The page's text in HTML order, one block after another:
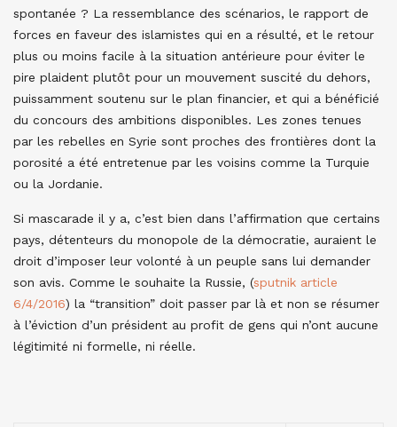
spontanée ? La ressemblance des scénarios, le rapport de
forces en faveur des islamistes qui en a résulté, et le retour
plus ou moins facile à la situation antérieure pour éviter le
pire plaident plutôt pour un mouvement suscité du dehors,
puissamment soutenu sur le plan financier, et qui a bénéficié
du concours des ambitions disponibles. Les zones tenues
par les rebelles en Syrie sont proches des frontières dont la
porosité a été entretenue par les voisins comme la Turquie
ou la Jordanie.
Si mascarade il y a, c’est bien dans l’affirmation que certains
pays, détenteurs du monopole de la démocratie, auraient le
droit d’imposer leur volonté à un peuple sans lui demander
son avis. Comme le souhaite la Russie, (sputnik article
6/4/2016) la “transition” doit passer par là et non se résumer
à l’éviction d’un président au profit de gens qui n’ont aucune
légitimité ni formelle, ni réelle.